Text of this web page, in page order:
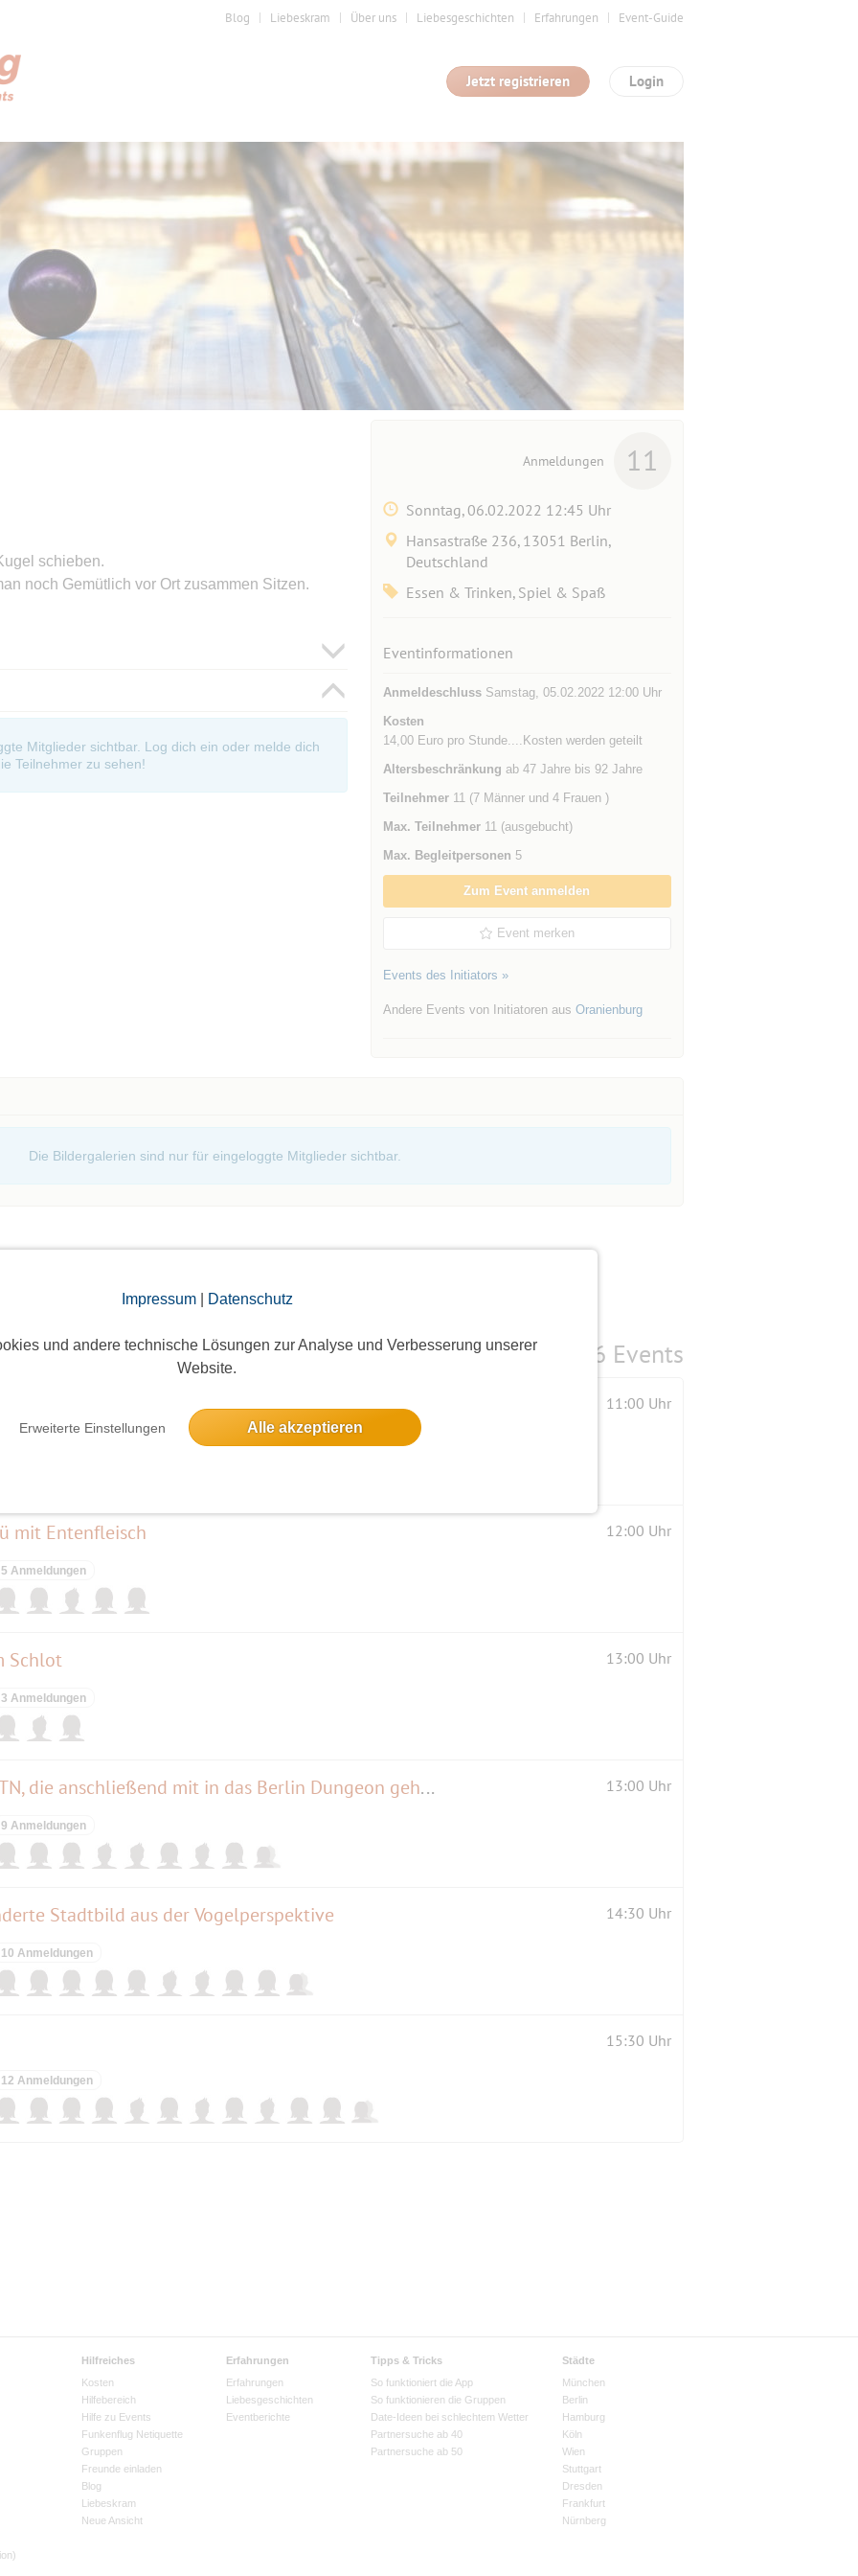
Impressum| Datenschutz
und andere technische Lösungen zur Analyse und Verbesserung unserer
Website.
Erweiterte Einstellungen Alle akzeptieren
Blog Liebeskram Über uns Liebesgeschichten Erfahrungen Event-Guide
Login
Jetzt registrieren
schieben.
noch Gemütlich vor Ort zusammen Sitzen.
Mitglieder sichtbar. Log dich ein oder melde dich
Teilnehmer zu sehen!
Anmeldungen 11
Sonntag, 06.02.2022 12:45 Uhr
Hansastraße 236, 13051 Berlin,
Deutschland
Essen & Trinken, Spiel & Spaß
Eventinformationen
AnmeldeschlussSamstag, 05.02.2022 12:00 Uhr
Kosten
14,00 Euro pro Stunde....Kosten werden geteilt
Altersbeschränkung ab 47 Jahre bis 92 Jahre
Teilnehmer11 (7 Männer und 4 Frauen )
Max. Teilnehmer11 (ausgebucht)
Max. Begleitpersonen 5
Zum Event anmelden
Event merken
Events des Initiators »
Andere Events von Initiatoren aus Oranienburg
Die Bildergalerien sind nur für eingeloggte Mitglieder sichtbar.
Tag 6 Events
und ohne Rührei-Pampe 11:00 Uhr
mit Entenfleisch 12:00 Uhr
5 Anmeldungen
Schlot 13:00 Uhr
3 Anmeldungen
Restaurant Mutter Hoppe für TN, die anschließend mit in das Berlin Dungeon gehen (2-G-Plus) 13:00 Uhr
9 Anmeldungen
Stadtbild aus der Vogelperspektive 14:30 Uhr
10 Anmeldungen
15:30 Uhr
12 Anmeldungen
Hilfreiches
Kosten
Hilfebereich
Hilfe zu Events
Funkenflug Netiquette
Gruppen
Freunde einladen
Blog
Liebeskram
Neue Ansicht
Erfahrungen
Erfahrungen
Liebesgeschichten
Eventberichte
Tipps & Tricks
So funktioniert die App
So funktionieren die Gruppen
Date-Ideen bei schlechtem Wetter
Partnersuche ab 40
Partnersuche ab 50
Städte
München
Berlin
Hamburg
Köln
Wien
Stuttgart
Dresden
Frankfurt
Nürnberg